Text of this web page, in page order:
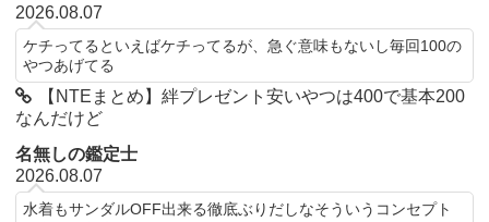
2026.08.07
ケチってるといえばケチってるが、急ぐ意味もないし毎回100の
やつあげてる
【NTEまとめ】絆プレゼント安いやつは400で基本200
なんだけど
名無しの鑑定士
2026.08.07
水着もサンダルOFF出来る徹底ぶりだしなそういうコンセプト